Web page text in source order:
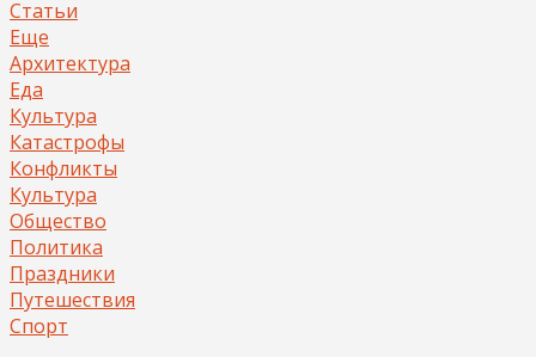
Статьи
Еще
Архитектура
Еда
Культура
Катастрофы
Конфликты
Культура
Общество
Политика
Праздники
Путешествия
Спорт